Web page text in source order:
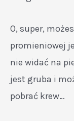
O, super,
promieniowej
nie widać na
jest gruba i
pobrać krew…